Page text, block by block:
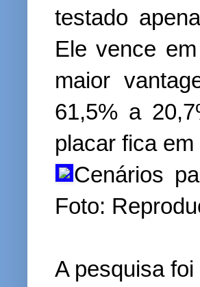
testado
Ele vence
maior
61,5% a
placar fica
Cenários
Foto:
A pesquisa